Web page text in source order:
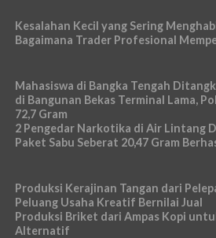
Kesalahan Kecil yang Sering
Bagaimana Trader Profesional
Mahasiswa di Bangka Tengah
di Bangunan Bekas Terminal Lama,
72,7 Gram
2 Pengedar Narkotika di Air Lintang
Paket Sabu Seberat 20,47 Gram
Produksi Kerajinan Tangan dari
Peluang Usaha Kreatif Bernilai Jual
Produksi Briket dari Ampas Kopi
Alternatif